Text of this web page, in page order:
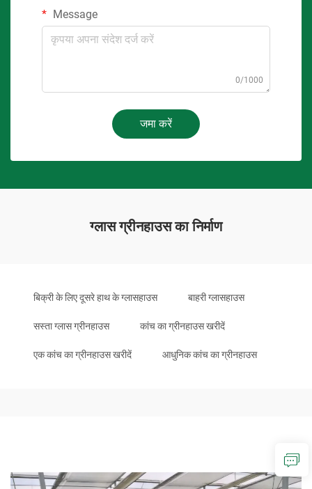
Message
0/1000
जमा करें
ग्लास ग्रीनहाउस का निर्माण
बिक्री के लिए दूसरे हाथ के ग्लासहाउस बाहरी ग्लासहाउस
सस्ता ग्लास ग्रीनहाउस कांच का ग्रीनहाउस खरीदें
एक कांच का ग्रीनहाउस खरीदें आधुनिक कांच का ग्रीनहाउस